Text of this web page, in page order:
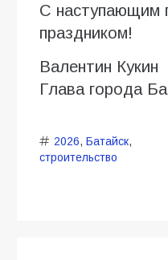
С наступающим
праздником!
Валентин Кукин
Глава города
2026, Батайск,
строительство